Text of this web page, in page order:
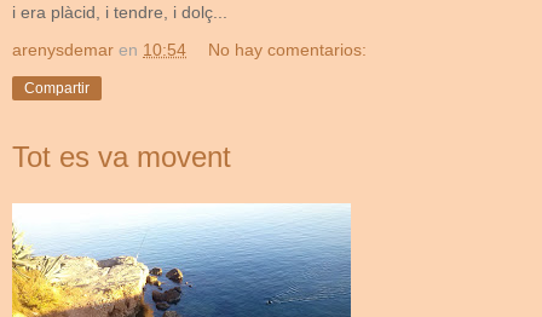
i era plàcid, i tendre, i dolç...
arenysdemar en 10:54 No hay comentarios:
Compartir
Tot es va movent